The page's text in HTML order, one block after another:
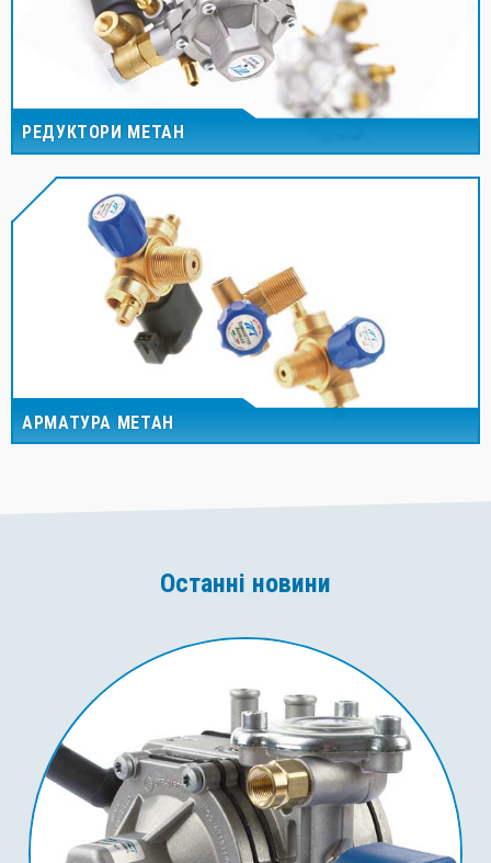
РЕДУКТОРИ МЕТАН
АРМАТУРА МЕТАН
Останні новини